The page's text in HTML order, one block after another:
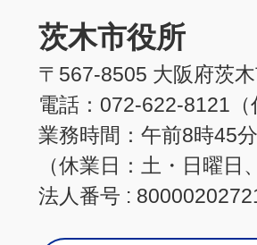
茨木市役所
〒567-8505 大阪府茨
電話：072-622-8121（
業務時間：午前8時45
（休業日：土・日曜
法人番号 :